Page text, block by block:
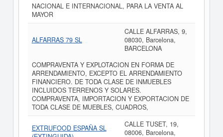
NACIONAL E INTERNACIONAL, PARA LA VENTA AL
MAYOR
ALFARRAS 79 SL
CALLE ALFARRAS, 9,
08030, Barcelona,
BARCELONA
COMPRAVENTA Y EXPLOTACION EN FORMA DE
ARRENDAMIENTO, EXCEPTO EL ARRENDAMIENTO
FINANCIERO. DE TODA CLASE DE INMUEBLES
INCLUIDOS TERRENOS Y SOLARES.
COMPRAVENTA, IMPORTACION Y EXPORTACION DE
TODA CLASE DE MUEBLES, CUADROS,
EXTRUFOOD ESPAÑA SL
CALLE TUSET, 19,
08006, Barcelona,